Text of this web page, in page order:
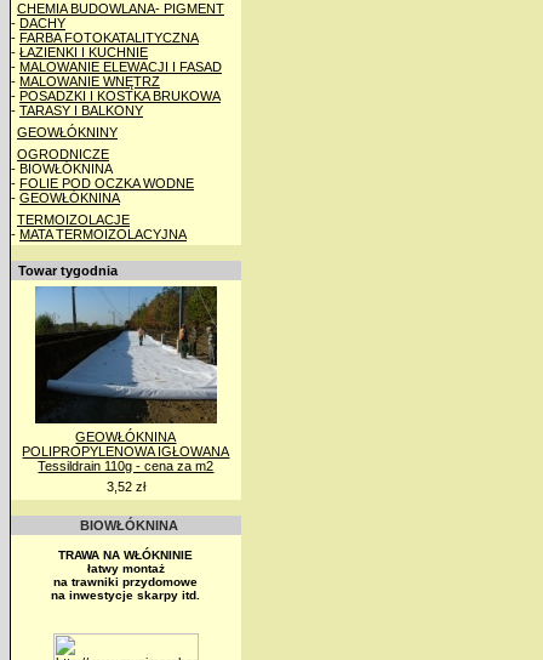
CHEMIA BUDOWLANA- PIGMENT
- DACHY
- FARBA FOTOKATALITYCZNA
- ŁAZIENKI I KUCHNIE
- MALOWANIE ELEWACJI I FASAD
- MALOWANIE WNĘTRZ
- POSADZKI I KOSTKA BRUKOWA
- TARASY I BALKONY
GEOWŁÓKNINY
OGRODNICZE
- BIOWŁÓKNINA
- FOLIE POD OCZKA WODNE
- GEOWŁÓKNINA
TERMOIZOLACJE
- MATA TERMOIZOLACYJNA
Towar tygodnia
GEOWŁÓKNINA
POLIPROPYLENOWA IGŁOWANA
Tessildrain 110g - cena za m2
3,52 zł
BIOWŁÓKNINA
TRAWA NA WŁÓKNINIE
łatwy montaż
na trawniki przydomowe
na inwestycje skarpy itd.